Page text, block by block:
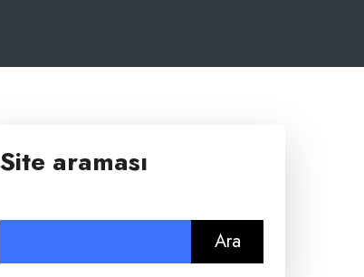
Site araması